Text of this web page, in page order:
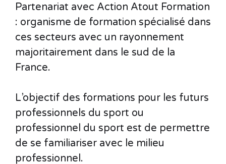
Partenariat avec Action Atout Formation
: organisme de formation spécialisé dans
ces secteurs avec un rayonnement
majoritairement dans le sud de la
France.
L’objectif des formations pour les futurs
professionnels du sport ou
professionnel du sport est de permettre
de se familiariser avec le milieu
professionnel.